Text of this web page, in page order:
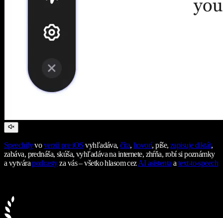
Speechifyvoverzii pre iOS vyhľadáva,číta, hovorí, píše,zapisuje diktát,
zabáva, prednáša, skúša, vyhľadáva na internete, zhŕňa, robí si poznámky
a vytvárapodcastyza vás – všetko hlasom cezAI asistentaatext-to-speech